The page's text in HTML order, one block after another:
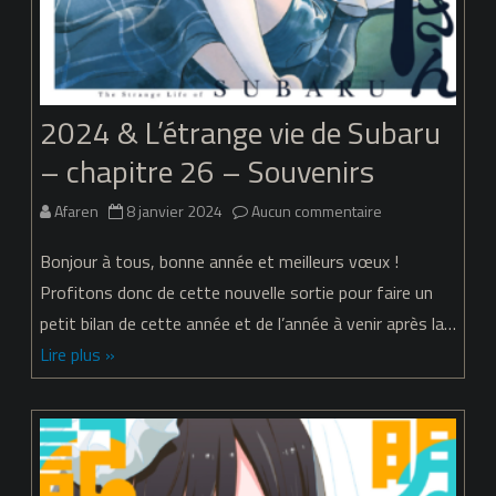
2024 & L’étrange vie de Subaru
– chapitre 26 – Souvenirs
Afaren 8 janvier 2024 Aucun commentaire
&
L’étrange
Subaru
–
Bonjour à tous, bonne année et meilleurs vœux !
Profitons donc de cette nouvelle sortie pour faire un
petit bilan de cette année et de l’année à venir après la…
Lire plus »